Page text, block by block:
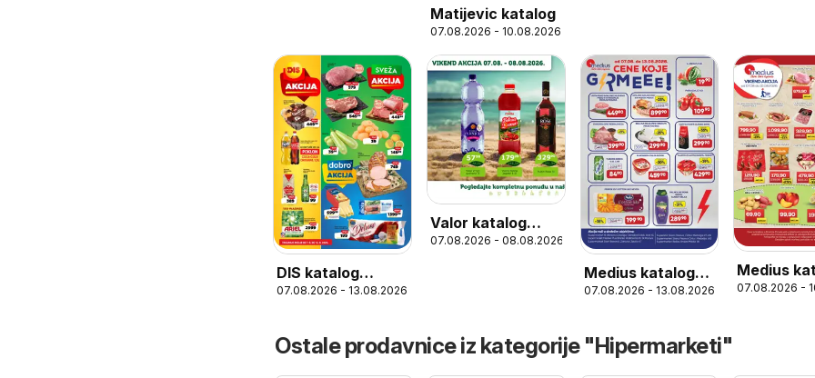
Matijevic katalog
07.08.2026 - 10.08.2026
DIS katalog
Nedeljna akcija
07.08.2026 - 13.08.2026
Valor katalog
Vikend akcija
07.08.2026 - 08.08.2026
Medius katalog
Cene koje grmeee
07.08.2026 - 13.08.2026
Medius
Vikend
07.08.2026 -
Ostale prodavnice iz kategorije "Hipermarketi"